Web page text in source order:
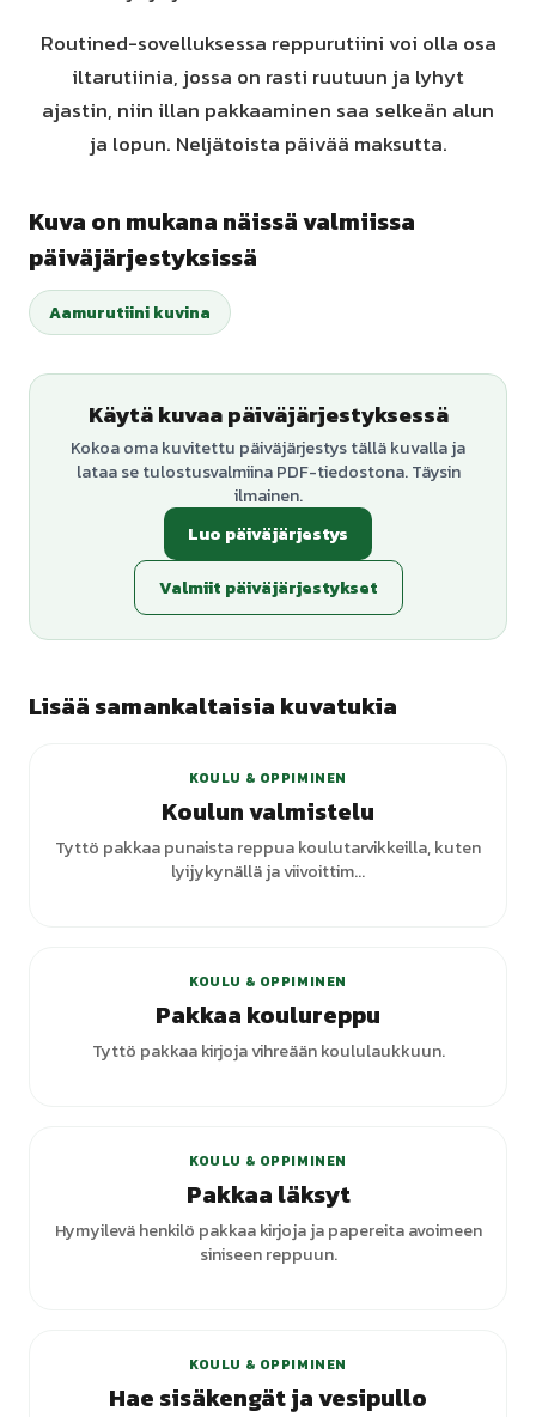
Routined-sovelluksessa reppurutiini voi olla osa
iltarutiinia, jossa on rasti ruutuun ja lyhyt
ajastin, niin illan pakkaaminen saa selkeän alun
ja lopun. Neljätoista päivää maksutta.
Kuva on mukana näissä valmiissa
päiväjärjestyksissä
Aamurutiini kuvina
Käytä kuvaa päiväjärjestyksessä
Kokoa oma kuvitettu päiväjärjestys tällä kuvalla ja
lataa se tulostusvalmiina PDF-tiedostona. Täysin
ilmainen.
Luo päiväjärjestys
Valmiit päiväjärjestykset
Lisää samankaltaisia kuvatukia
KOULU & OPPIMINEN
Koulun valmistelu
Tyttö pakkaa punaista reppua koulutarvikkeilla, kuten
lyijykynällä ja viivoittim...
KOULU & OPPIMINEN
Pakkaa koulureppu
Tyttö pakkaa kirjoja vihreään koululaukkuun.
KOULU & OPPIMINEN
Pakkaa läksyt
Hymyilevä henkilö pakkaa kirjoja ja papereita avoimeen
siniseen reppuun.
KOULU & OPPIMINEN
Hae sisäkengät ja vesipullo